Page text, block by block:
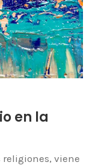
en la
viene